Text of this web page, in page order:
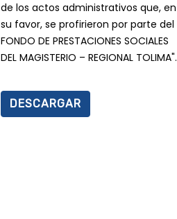
de los actos administrativos que, en
su favor, se profirieron por parte del
FONDO DE PRESTACIONES SOCIALES
DEL MAGISTERIO – REGIONAL TOLIMA".
DESCARGAR